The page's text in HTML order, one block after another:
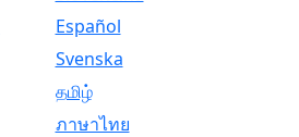
Español
Svenska
தமிழ்
ภาษาไทย